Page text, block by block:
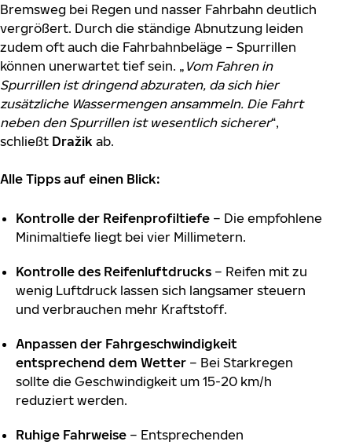
Bremsweg bei Regen und nasser Fahrbahn deutlich
vergrößert. Durch die ständige Abnutzung leiden
zudem oft auch die Fahrbahnbeläge – Spurrillen
können unerwartet tief sein. „ Vom Fahren in
Spurrillen ist dringend abzuraten, da sich hier
zusätzliche Wassermengen ansammeln. Die Fahrt
neben den Spurrillen ist wesentlich sicherer“,
schließt Dražik ab.
Alle Tipps auf einen Blick:
Kontrolle der Reifenprofiltiefe – Die empfohlene
Minimaltiefe liegt bei vier Millimetern.
Kontrolle des Reifenluftdrucks – Reifen mit zu
wenig Luftdruck lassen sich langsamer steuern
und verbrauchen mehr Kraftstoff.
Anpassen der Fahrgeschwindigkeit
entsprechend dem Wetter – Bei Starkregen
sollte die Geschwindigkeit um 15-20 km/h
reduziert werden.
Ruhige Fahrweise – Entsprechenden